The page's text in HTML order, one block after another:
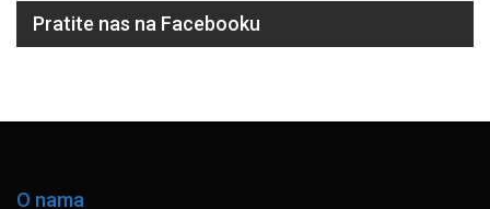
Pratite nas na Facebooku
O nama